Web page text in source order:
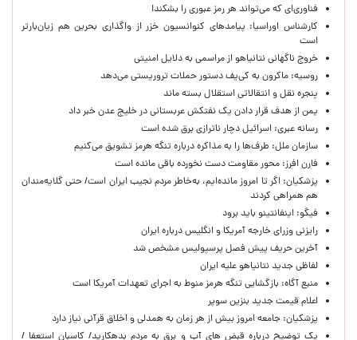
فناوری‌ای که می‌تواند هر رمز عبوری را بشکند!
کارشناس اوراسیا: پیامدهای کنوانسیون خزر از واگذاری بحرین هم زیان‌بارتر
است
خروج ناگهانی نتانیاهو از مراسمی به دلایل امنیتی
روسیه: ماکرون به کی‌یف دستور حملات تروریستی می‌دهد
پنجره‌ نقل و انتقالاتی استقلال بسته ماند
یمن از هدف قرار دادن یک نفتکش عربستانی در خلیج عدن خبر داد
رسانه عبری: اسرائیل دچار ناترازی برق شده است
سازمان ملل: طرف‌ها را به مذاکره درباره تنگه هرمز تشویق می‌کنیم
فارن افرز: محور مقاومت دست نخورده باقی مانده است
پزشکیان: اگر تا امروز مانده‌ایم، به‌خاطر مردم نجیب ایران است/ حتی گلایه‌مندان
هم همراهی کردند
فیگو: اینفانتینو باید برود
رایزنی وزرای خارجه آمریکا و انگلیس درباره ایران
آخرین حریف پیش فصل پرسپولیس مشخص شد
لفاظی جدید نتانیاهو علیه ایران
منبع آگاه: بازگشایی تنگه هرمز منوط به اجرای تعهدات آمریکا است
اعلام قیمت جدید بنزین سوپر
پزشکیان: جامعه امروز بیش از هر زمان به همدلی و اخلاق قرآنی نیاز دارد
یک توضیح درباره قبض های آب و برق به مردم بدهکارید/ کاسبان استعفا /